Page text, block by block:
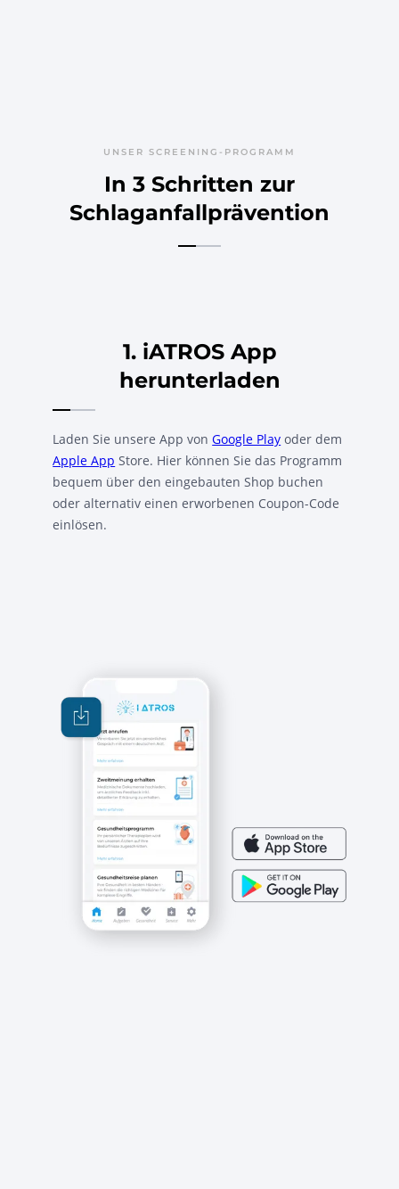
UNSER SCREENING-PROGRAMM
In 3 Schritten zur
Schlaganfallprävention
1. iATROS App
herunterladen
Laden Sie unsere App vonGoogle Play oder dem
Apple App Store. Hier können Sie das Programm
bequem über den eingebauten Shop buchen
oder alternativ einen erworbenen Coupon-Code
einlösen.